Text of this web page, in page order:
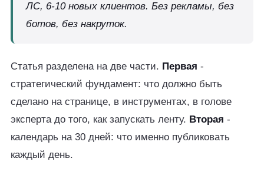
ЛС, 6-10 новых клиентов. Без рекламы, без
ботов, без накруток.
Статья разделена на две части. Первая -
стратегический фундамент: что должно быть
сделано на странице, в инструментах, в голове
эксперта до того, как запускать ленту. Вторая -
календарь на 30 дней: что именно публиковать
каждый день.